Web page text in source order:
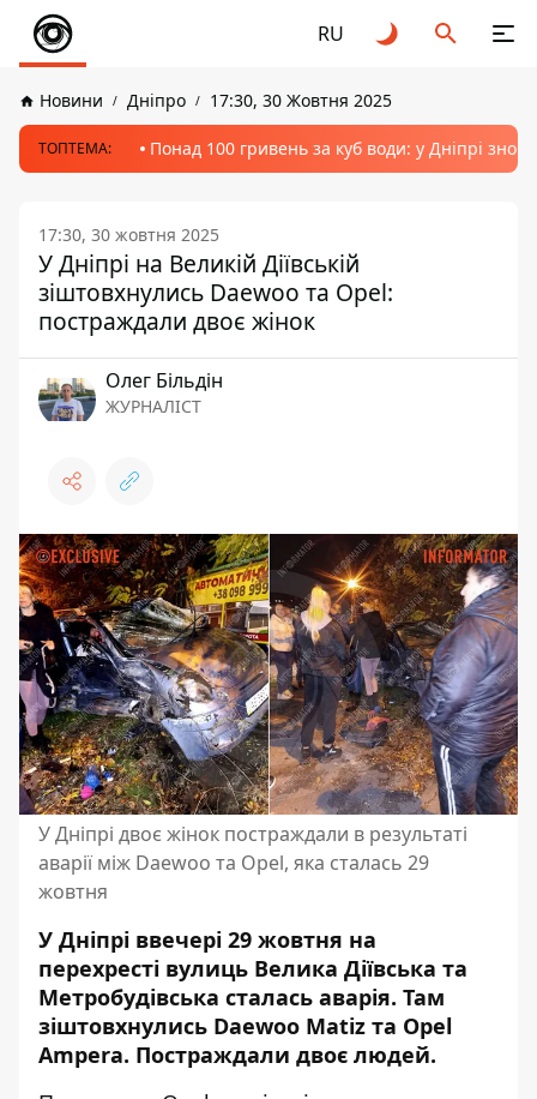
RU
Новини Дніпро 17:30, 30 Жовтня 2025
ТОПТЕМА: Понад 100 гривень за куб води: у Дніпрі
17:30, 30 жовтня 2025
У Дніпрі на Великій Діївській
зіштовхнулись Daewoo та Opel:
постраждали двоє жінок
Олег Більдін
ЖУРНАЛІСТ
У Дніпрі двоє жінок постраждали в результаті
аварії між Daewoo та Opel, яка сталась 29
жовтня
У Дніпрі ввечері 29 жовтня на
перехресті вулиць Велика Діївська та
Метробудівська сталась аварія. Там
зіштовхнулись Daewoo Matiz та Opel
Ampera. Постраждали двоє людей.